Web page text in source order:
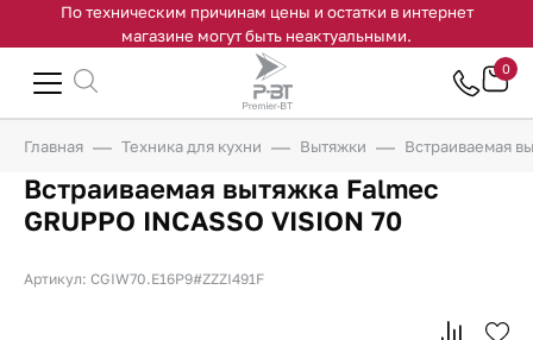
По техническим причинам цены и остатки в интернет
магазине могут быть неактуальными.
0
Главная Техника для кухни Вытяжки Встраиваемая
Встраиваемая вытяжка Falmec
GRUPPO INCASSO VISION 70
Артикул: CGIW70.E16P9#ZZZI491F